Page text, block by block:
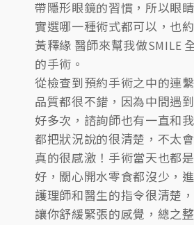
帶隱形眼鏡的習慣，所以眼
實選哪一種術式都可以，也
黃釋緣 醫師來幫我做SMILE
的手術。
從檢查到預約手術之中的連
品質都很不錯，因為中間遇
好多次，諮詢師也有一直和
都把狀況說的很清楚，不太
真的很感激！手術當天也都
好，關心開水零食都沒少，
護理師和醫生的指令很清楚
讓你舒緩緊張的感覺，總之